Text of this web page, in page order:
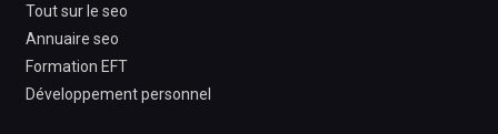
Tout sur le seo
Annuaire seo
Formation EFT
Développement personnel